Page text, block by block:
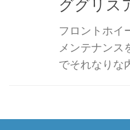
ググリス
フロントホイ
メンテナンス
でそれなりな